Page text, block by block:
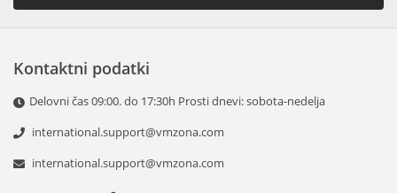
Kontaktni podatki
Delovni čas 09:00. do 17:30h Prosti dnevi: sobota-nedelja
international.support@vmzona.com
international.support@vmzona.com